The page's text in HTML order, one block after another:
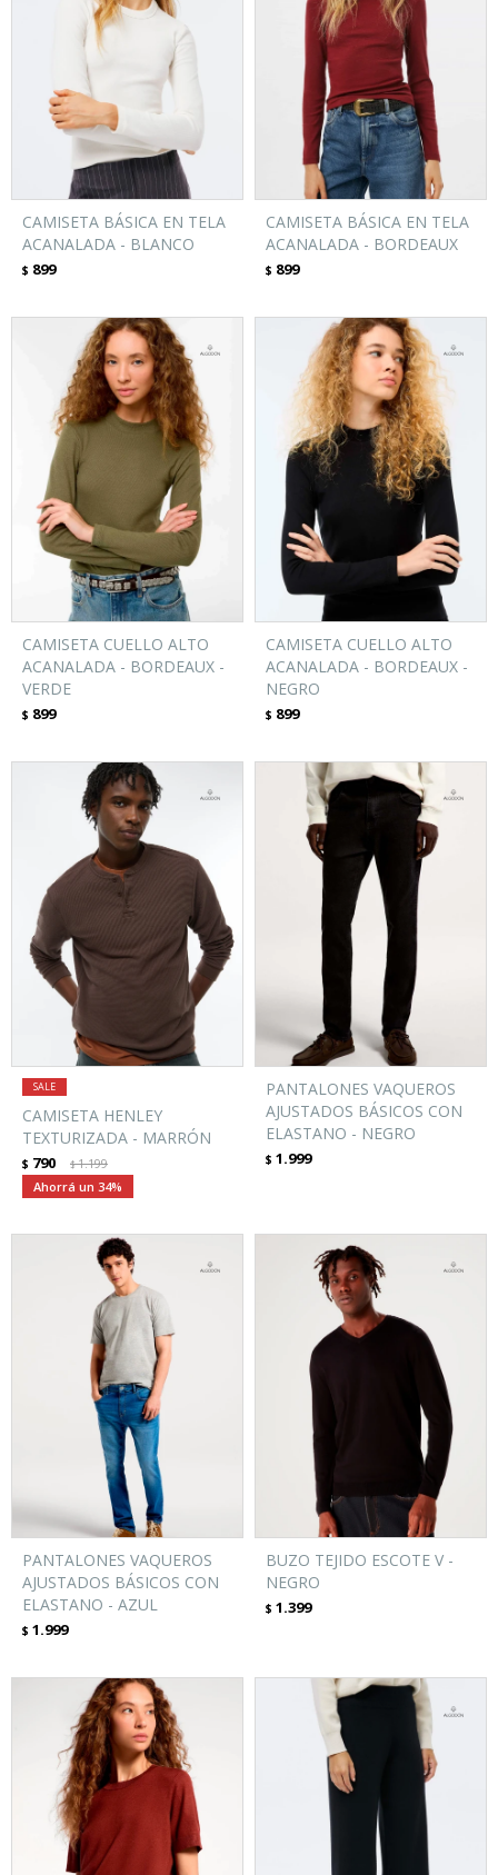
CAMISETA BÁSICA EN TELA
ACANALADA - BLANCO
$ 899
CAMISETA BÁSICA EN TELA
ACANALADA - BORDEAUX
$ 899
CAMISETA CUELLO ALTO
ACANALADA - BORDEAUX -
VERDE
$ 899
CAMISETA CUELLO ALTO
ACANALADA - BORDEAUX -
NEGRO
$ 899
CAMISETA HENLEY
TEXTURIZADA - MARRÓN
$ 790 $1.199
34
PANTALONES VAQUEROS
AJUSTADOS BÁSICOS CON
ELASTANO - NEGRO
$ 1.999
PANTALONES VAQUEROS
AJUSTADOS BÁSICOS CON
ELASTANO - AZUL
$ 1.999
BUZO TEJIDO ESCOTE V -
NEGRO
$ 1.399